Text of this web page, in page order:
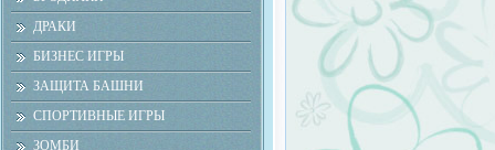
ДРАКИ
БИЗНЕС ИГРЫ
ЗАЩИТА БАШНИ
СПОРТИВНЫЕ ИГРЫ
ЗОМБИ